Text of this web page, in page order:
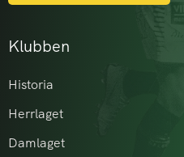
Klubben
Historia
Herrlaget
Damlaget